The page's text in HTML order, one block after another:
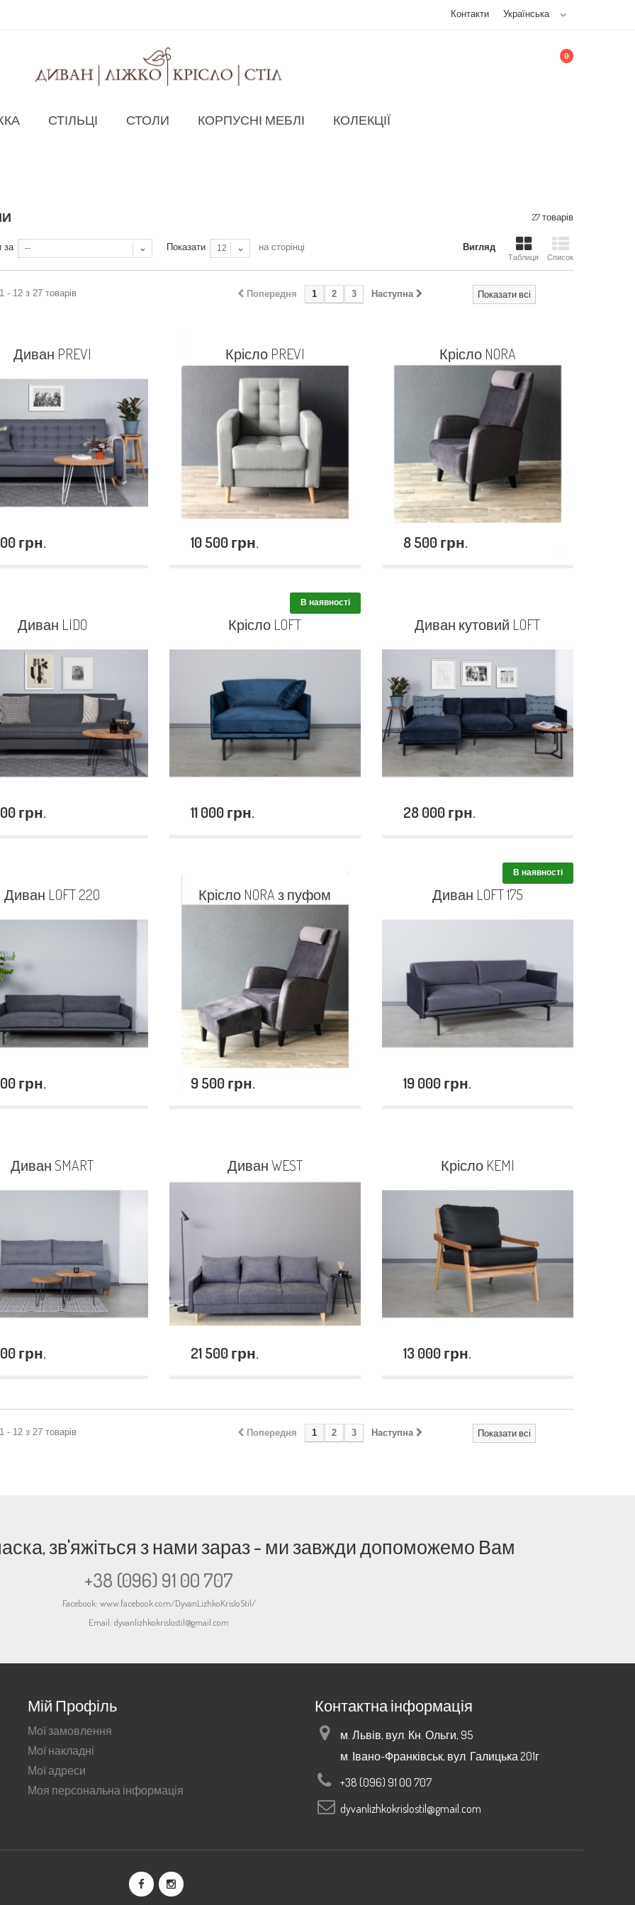
Українська
Контакти
0
СТІЛЬЦІ СТОЛИ КОРПУСНІ МЕБЛІ КОЛЕКЦІЇ
27 товарів
Вигляд
Таблиця Список
за -- Показати 12 на сторінці
Показати всі
Попередня 1 2 3 Наступна
- 12 з 27 товарів
Диван PREVI
грн.
Крісло PREVI
10 500 грн.
Крісло NORA
8 500 грн.
Диван LIDO
грн.
В наявності
Крісло LOFT
11 000 грн.
Диван кутовий LOFT
28 000 грн.
Диван LOFT 220
грн.
Крісло NORA з пуфом
9 500 грн.
В наявності
Диван LOFT 175
19 000 грн.
Диван SMART
грн.
Диван WEST
21 500 грн.
Крісло KEMI
13 000 грн.
Показати всі
Попередня 1 2 3 Наступна
- 12 з 27 товарів
зв'яжіться з нами зараз - ми завжди допоможемо Вам
+38 (096) 91 00 707
Facebook: www.facebook.com/DyvanLizhkoKrisloStil/
Email: dyvanlizhkokrislostil@gmail.com
Мій Профіль
Мої замовлення
Мої накладні
Мої адреси
Моя персональна інформація
Контактна інформація
м. Львів, вул. Кн. Ольги, 95
м. Івано-Франківськ, вул. Галицька 201г
+38 (096) 91 00 707
dyvanlizhkokrislostil@gmail.com